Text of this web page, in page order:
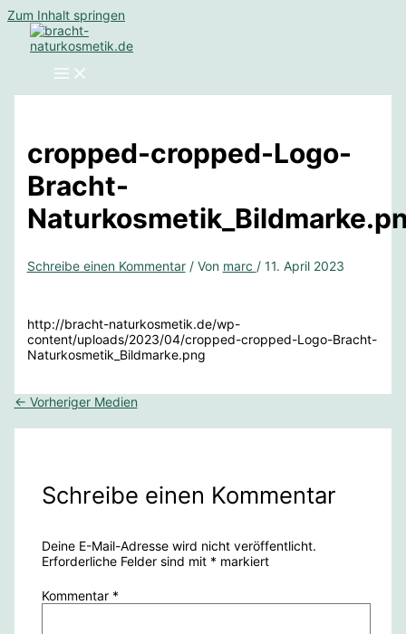
Zum Inhalt springen
cropped-cropped-Logo-
Bracht-
Schreibe einen Kommentar / Von marc / 11. April 2023
http://bracht-naturkosmetik.de/wp-
content/uploads/2023/04/cropped-cropped-Logo-Bracht-
Naturkosmetik_Bildmarke.png
← Vorheriger Medien
Schreibe einen Kommentar
Deine E-Mail-Adresse wird nicht veröffentlicht.
Erforderliche Felder sind mit * markiert
Kommentar *